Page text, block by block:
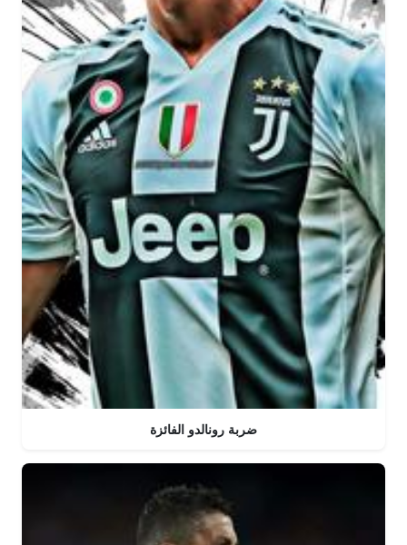
ضربة رونالدو الفائزة